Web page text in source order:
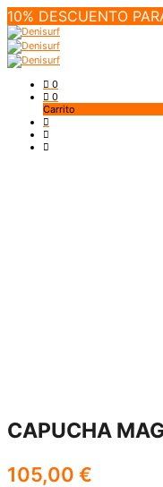
10% DESCUENTO
0
0
Carrito
CAPUCHA
105,00 €